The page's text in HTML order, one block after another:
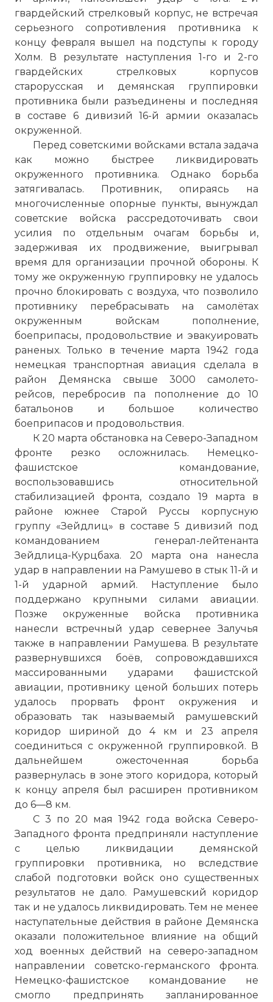
гвардейский стрелковый корпус, не встречая
серьезного сопротивления противника к
концу февраля вышел на подступы к городу
Холм. В результате наступления 1-го и 2-го
гвардейских стрелковых корпусов
старорусская и демянская группировки
противника были разъединены и последняя
в составе 6 дивизий 16-й армии оказалась
окруженной.
Перед советскими войсками встала задача
как можно быстрее ликвидировать
окруженного противника. Однако борьба
затягивалась. Противник, опираясь на
многочисленные опорные пункты, вынуждал
советские войска рассредоточивать свои
усилия по отдельным очагам борьбы и,
задерживая их продвижение, выигрывал
время для организации прочной обороны. К
тому же окруженную группировку не удалось
прочно блокировать с воздуха, что позволило
противнику перебрасывать на самолётах
окруженным войскам пополнение,
боеприпасы, продовольствие и эвакуировать
раненых. Только в течение марта 1942 года
немецкая транспортная авиация сделала в
район Демянска свыше 3000 самолето-
рейсов, перебросив па пополнение до 10
батальонов и большое количество
боеприпасов и продовольствия.
К 20 марта обстановка на Северо-Западном
фронте резко осложнилась. Немецко-
фашистское командование,
воспользовавшись относительной
стабилизацией фронта, создало 19 марта в
районе южнее Старой Руссы корпусную
группу «Зейдлиц» в составе 5 дивизий под
командованием генерал-лейтенанта
Зейдлица-Курцбаха. 20 марта она нанесла
удар в направлении на Рамушево в стык 11-й и
1-й ударной армий. Наступление было
поддержано крупными силами авиации.
Позже окруженные войска противника
нанесли встречный удар севернее Залучья
также в направлении Рамушева. В результате
развернувшихся боёв, сопровождавшихся
массированными ударами фашистской
авиации, противнику ценой больших потерь
удалось прорвать фронт окружения и
образовать так называемый рамушевский
коридор шириной до 4 км и 23 апреля
соединиться с окруженной группировкой. В
дальнейшем ожесточенная борьба
развернулась в зоне этого коридора, который
к концу апреля был расширен противником
до 6—8 км.
С 3 по 20 мая 1942 года войска Северо-
Западного фронта предприняли наступление
с целью ликвидации демянской
группировки противника, но вследствие
слабой подготовки войск оно существенных
результатов не дало. Рамушевский коридор
так и не удалось ликвидировать. Тем не менее
наступательные действия в районе Демянска
оказали положительное влияние на общий
ход военных действий на северо-западном
направлении советско-германского фронта.
Немецко-фашистское командование не
смогло предпринять запланированное